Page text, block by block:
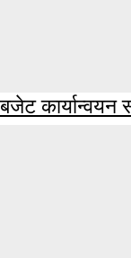
बजेट कार्यान्वयन